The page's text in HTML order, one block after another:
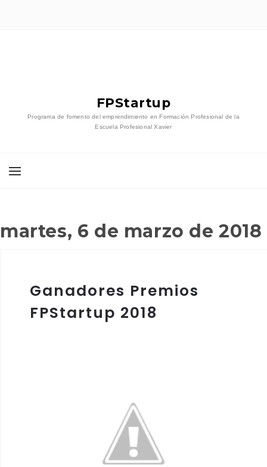
FPStartup
Programa de fomento del emprendimiento en Formación Profesional de la
Escuela Profesional Xavier
martes, 6 de marzo de 2018
Ganadores Premios
FPStartup 2018